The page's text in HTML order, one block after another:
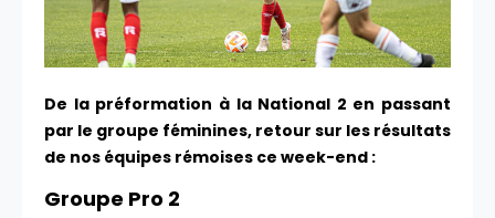
De la préformation à la National 2 en passant
par le groupe féminines, retour sur les résultats
de nos équipes rémoises ce week-end :
Groupe Pro 2